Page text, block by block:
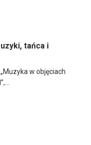
tańca i
w objęciach